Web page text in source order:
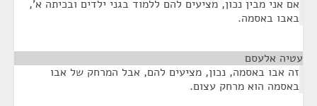
אם אני מבין נכון, מציעים להם ללמוד בגני ילדים ובכיתה א',
באבו באסמה.
עטיה אלעסם
זה אבו באסמה, נכון, מציעים להם, אבל המרחק של אבו
באסמה הוא מרחק עצום.